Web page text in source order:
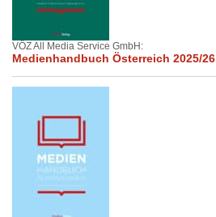
VÖZ All Media Service GmbH:
Medienhandbuch Österreich 2025/26